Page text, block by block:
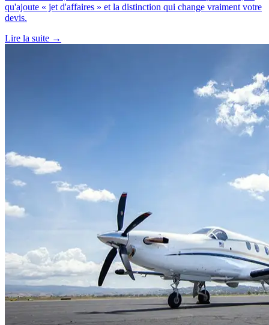
qu'ajoute « jet d'affaires » et la distinction qui change vraiment votre
devis.
Lire la suite →